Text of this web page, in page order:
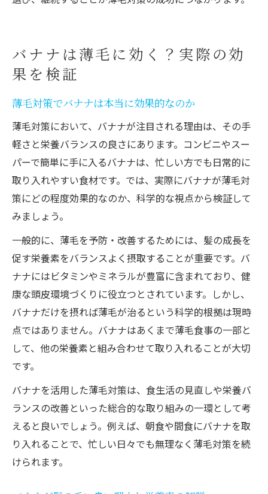
バナナは薄毛に効く？実際の効
果を検証
薄毛対策でバナナは本当に効果的なのか
薄毛対策において、バナナが注目される理由は、その手
軽さと栄養バランスの良さにあります。コンビニやスー
パーで簡単に手に入るバナナは、忙しい方でも日常的に
取り入れやすい食材です。では、実際にバナナが薄毛対
策にどの程度効果的なのか、科学的な視点から検証して
みましょう。
一般的に、薄毛を予防・改善するためには、髪の成長を
促す栄養素をバランスよく摂取することが重要です。バ
ナナにはビタミンやミネラルが豊富に含まれており、健
康な頭皮環境づくりに役立つとされています。しかし、
バナナだけを摂れば薄毛が治るという科学的根拠は現時
点ではありません。バナナはあくまで薄毛食事の一部と
して、他の栄養素と組み合わせて取り入れることが大切
です。
バナナを活用した薄毛対策は、食生活の見直しや栄養バ
ランスの改善といった総合的な取り組みの一環として考
えると良いでしょう。例えば、朝食や間食にバナナを取
り入れることで、忙しい日々でも無理なく薄毛対策を続
けられます。